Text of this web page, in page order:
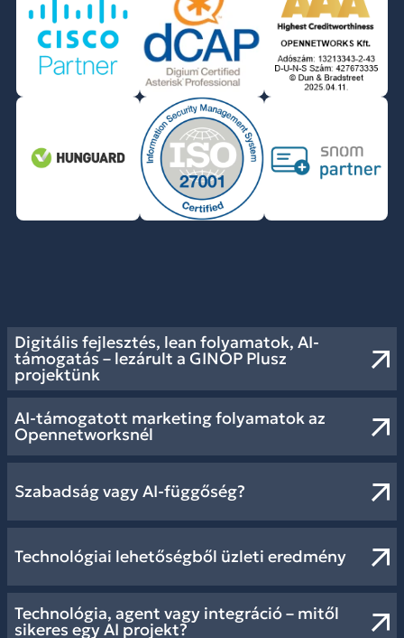
Digitális fejlesztés, lean folyamatok, AI-
támogatás – lezárult a GINOP Plusz
projektünk
AI-támogatott marketing folyamatok az
Opennetworksnél
Szabadság vagy AI-függőség?
Technológiai lehetőségből üzleti eredmény
Technológia, agent vagy integráció – mitől
sikeres egy AI projekt?